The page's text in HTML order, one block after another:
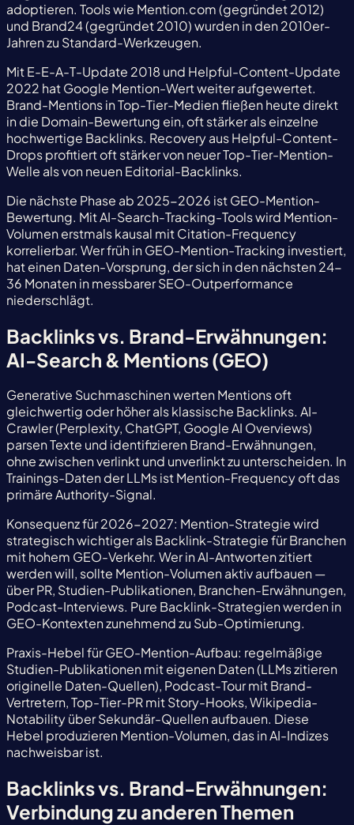
adoptieren. Tools wie Mention.com (gegründet 2012)
und Brand24 (gegründet 2010) wurden in den 2010er-
Jahren zu Standard-Werkzeugen.
Mit E-E-A-T-Update 2018 und Helpful-Content-Update
2022 hat Google Mention-Wert weiter aufgewertet.
Brand-Mentions in Top-Tier-Medien fließen heute direkt
in die Domain-Bewertung ein, oft stärker als einzelne
hochwertige Backlinks. Recovery aus Helpful-Content-
Drops profitiert oft stärker von neuer Top-Tier-Mention-
Welle als von neuen Editorial-Backlinks.
Die nächste Phase ab 2025-2026 ist GEO-Mention-
Bewertung. Mit AI-Search-Tracking-Tools wird Mention-
Volumen erstmals kausal mit Citation-Frequency
korrelierbar. Wer früh in GEO-Mention-Tracking investiert,
hat einen Daten-Vorsprung, der sich in den nächsten 24-
36 Monaten in messbarer SEO-Outperformance
niederschlägt.
Backlinks vs. Brand-Erwähnungen:
AI-Search & Mentions (GEO)
Generative Suchmaschinen werten Mentions oft
gleichwertig oder höher als klassische Backlinks. AI-
Crawler (Perplexity, ChatGPT, Google AI Overviews)
parsen Texte und identifizieren Brand-Erwähnungen,
ohne zwischen verlinkt und unverlinkt zu unterscheiden. In
Trainings-Daten der LLMs ist Mention-Frequency oft das
primäre Authority-Signal.
Konsequenz für 2026-2027: Mention-Strategie wird
strategisch wichtiger als Backlink-Strategie für Branchen
mit hohem GEO-Verkehr. Wer in AI-Antworten zitiert
werden will, sollte Mention-Volumen aktiv aufbauen —
über PR, Studien-Publikationen, Branchen-Erwähnungen,
Podcast-Interviews. Pure Backlink-Strategien werden in
GEO-Kontexten zunehmend zu Sub-Optimierung.
Praxis-Hebel für GEO-Mention-Aufbau: regelmäßige
Studien-Publikationen mit eigenen Daten (LLMs zitieren
originelle Daten-Quellen), Podcast-Tour mit Brand-
Vertretern, Top-Tier-PR mit Story-Hooks, Wikipedia-
Notability über Sekundär-Quellen aufbauen. Diese
Hebel produzieren Mention-Volumen, das in AI-Indizes
nachweisbar ist.
Backlinks vs. Brand-Erwähnungen:
Verbindung zu anderen Themen